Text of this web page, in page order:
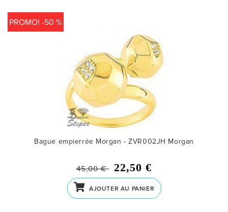
PROMO! -50 %
Bague empierrée Morgan - ZVR002JH Morgan
45,00 € 22,50 €
AJOUTER AU PANIER